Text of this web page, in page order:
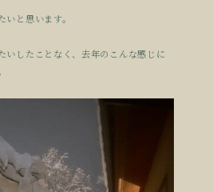
と思います。
いしたことなく、去年のこんな感じに